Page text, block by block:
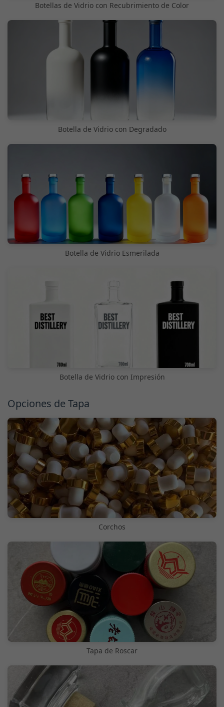
Botellas de Vidrio con Recubrimiento de Color
Botella de Vidrio con Degradado
Botella de Vidrio Esmerilada
Botella de Vidrio con Impresión
Opciones de Tapa
Corchos
Tapa de Roscar